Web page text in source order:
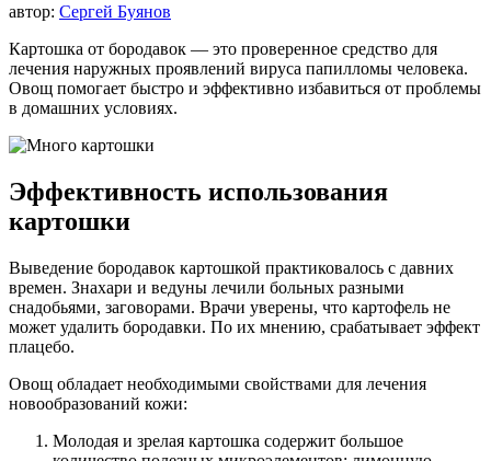
автор: Сергей Буянов
Картошка от бородавок — это проверенное средство для
лечения наружных проявлений вируса папилломы человека.
Овощ помогает быстро и эффективно избавиться от проблемы
в домашних условиях.
Эффективность использования
картошки
Выведение бородавок картошкой практиковалось с давних
времен. Знахари и ведуны лечили больных разными
снадобьями, заговорами. Врачи уверены, что картофель не
может удалить бородавки. По их мнению, срабатывает эффект
плацебо.
Овощ обладает необходимыми свойствами для лечения
новообразований кожи:
Молодая и зрелая картошка содержит большое